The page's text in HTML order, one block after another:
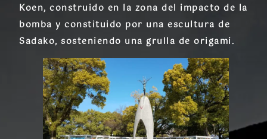
Koen, construido en la zona del impacto de la
bomba y constituido por una escultura de
Sadako, sosteniendo una grulla de origami.